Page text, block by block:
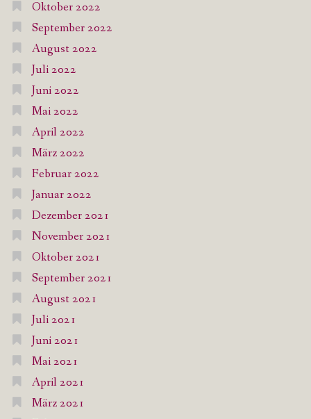
Oktober 2022
September 2022
August 2022
Juli 2022
Juni 2022
Mai 2022
April 2022
März 2022
Februar 2022
Januar 2022
Dezember 2021
November 2021
Oktober 2021
September 2021
August 2021
Juli 2021
Juni 2021
Mai 2021
April 2021
März 2021